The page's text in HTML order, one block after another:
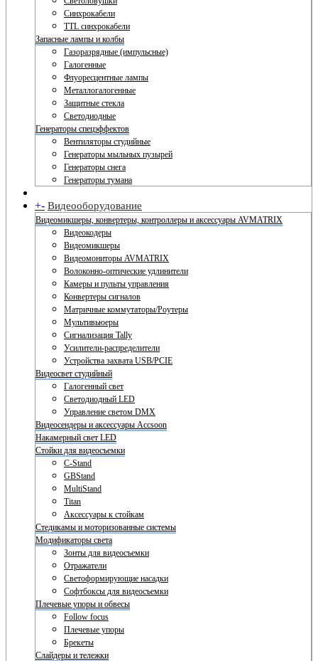
Синхрокабели
TTL синхрокабели
Запасные лампы и колбы
Газоразрядные (импульсные)
Галогенные
Флуоресцентные лампы
Металлогалогенные
Защитные стекла
Светодиодные
Генераторы спецэффектов
Вентиляторы студийные
Генераторы мыльных пузырей
Генераторы снега
Генераторы тумана
+- Видеооборудование
Видеомикшеры, конвертеры, контроллеры и аксессуары AVMATRIX
Видеокодеры
Видеомикшеры
Видеомониторы AVMATRIX
Волоконно-оптические удлинители
Камеры и пульты управления
Конвертеры сигналов
Матричные коммутаторы/Роутеры
Мультивьюеры
Сигнализация Tally
Усилители-распределители
Устройства захвата USB/PCIE
Видеосвет студийный
Галогенный свет
Светодиодный LED
Управление светом DMX
Видеосендеры и аксессуары Accsoon
Накамерный свет LED
Стойки для видеосъемки
C-Stand
GBStand
MultiStand
Titan
Аксессуары к стойкам
Стедикамы и моторизованные системы
Модификаторы света
Зонты для видеосъемки
Отражатели
Светоформирующие насадки
Софтбоксы для видеосъемки
Плечевые упоры и обвесы
Follow focus
Плечевые упоры
Брекеты
Слайдеры и тележки